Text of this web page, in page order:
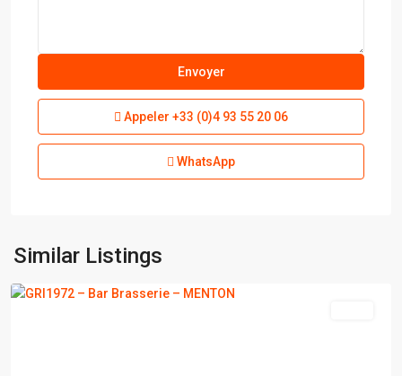
Appeler +33 (0)4 93 55 20 06
WhatsApp
Similar Listings
MENTON